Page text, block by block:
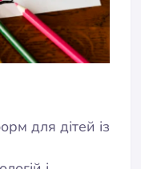
для дітей із